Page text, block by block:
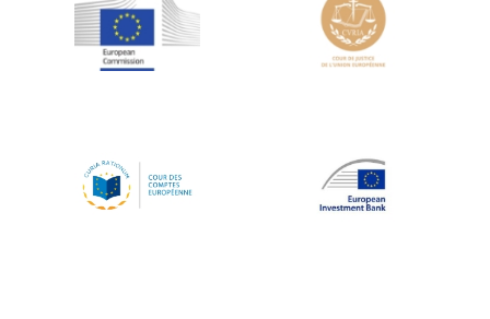
Jean-Louis Schiltz
Jean-Victor Louis
Johnny Åkerholm